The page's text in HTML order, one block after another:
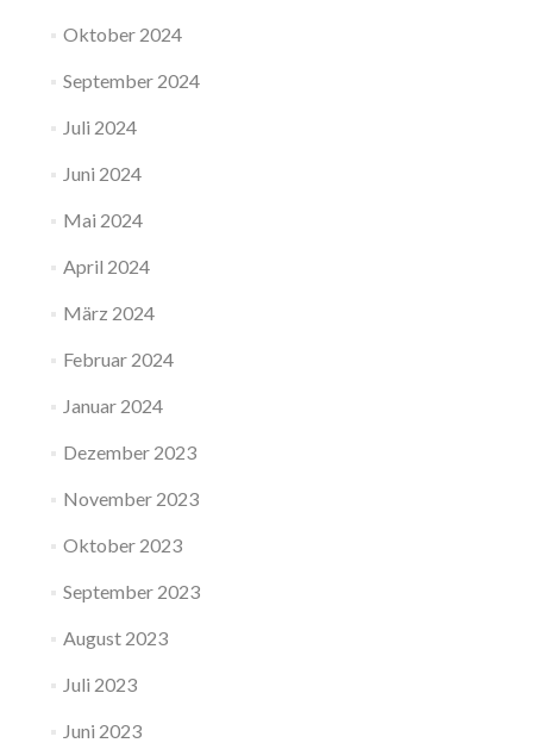
Oktober 2024
September 2024
Juli 2024
Juni 2024
Mai 2024
April 2024
März 2024
Februar 2024
Januar 2024
Dezember 2023
November 2023
Oktober 2023
September 2023
August 2023
Juli 2023
Juni 2023